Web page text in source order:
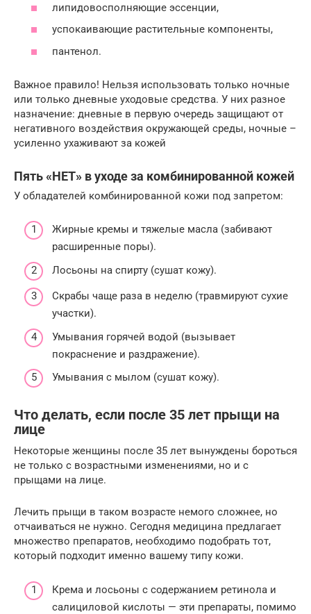
липидовосполняющие эссенции,
успокаивающие растительные компоненты,
пантенол.
Важное правило! Нельзя использовать только ночные
или только дневные уходовые средства. У них разное
назначение: дневные в первую очередь защищают от
негативного воздействия окружающей среды, ночные –
усиленно ухаживают за кожей
Пять «НЕТ» в уходе за комбинированной кожей
У обладателей комбинированной кожи под запретом:
Жирные кремы и тяжелые масла (забивают
расширенные поры).
Лосьоны на спирту (сушат кожу).
Скрабы чаще раза в неделю (травмируют сухие
участки).
Умывания горячей водой (вызывает
покраснение и раздражение).
Умывания с мылом (сушат кожу).
Что делать, если после 35 лет прыщи на
лице
Некоторые женщины после 35 лет вынуждены бороться
не только с возрастными изменениями, но и с
прыщами на лице.
Лечить прыщи в таком возрасте немого сложнее, но
отчаиваться не нужно. Сегодня медицина предлагает
множество препаратов, необходимо подобрать тот,
который подходит именно вашему типу кожи.
Крема и лосьоны с содержанием ретинола и
салициловой кислоты — эти препараты, помимо